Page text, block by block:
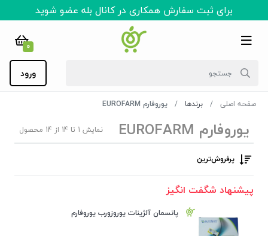
برای ثبت سفارش همکاری در کانال بله عضو شوید
0
ورود
صفحه اصلی برندها یوروفارم EUROFARM
یوروفارم EUROFARM نمایش 1 تا 14 از 14 محصول
پرفروش‌ترین‌
پیشنهاد شگفت انگیز
پانسمان آلژینات یوروزورب یوروفارم